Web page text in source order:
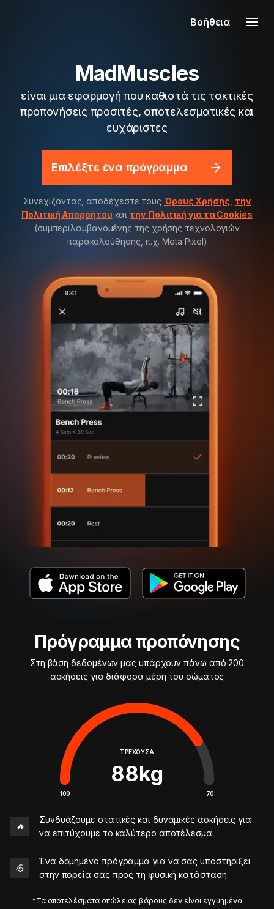
Βοήθεια
MadMuscles
είναι μια εφαρμογή που καθιστά τις τακτικές
προπονήσεις προσιτές, αποτελεσματικές και
ευχάριστες
Επιλέξτε ένα πρόγραμμα
Συνεχίζοντας, αποδέχεστε τους Όρους Χρήσης, την
Πολιτική Απορρήτου και την Πολιτική για τα Cookies
(συμπεριλαμβανομένης της χρήσης τεχνολογιών
παρακολούθησης, π.χ. Meta Pixel)
Πρόγραμμα προπόνησης
Στη βάση δεδομένων μας υπάρχουν πάνω από 200
ασκήσεις για διάφορα μέρη του σώματος
ΤΡΈΧΟΥΣΑ
88kg
100 70
🔥
Συνδυάζουμε στατικές και δυναμικές ασκήσεις για
να επιτύχουμε το καλύτερο αποτέλεσμα.
💪
Ένα δομημένο πρόγραμμα για να σας υποστηρίξει
στην πορεία σας προς τη φυσική κατάσταση
*Τα αποτελέσματα απώλειας βάρους δεν είναι εγγυημένα